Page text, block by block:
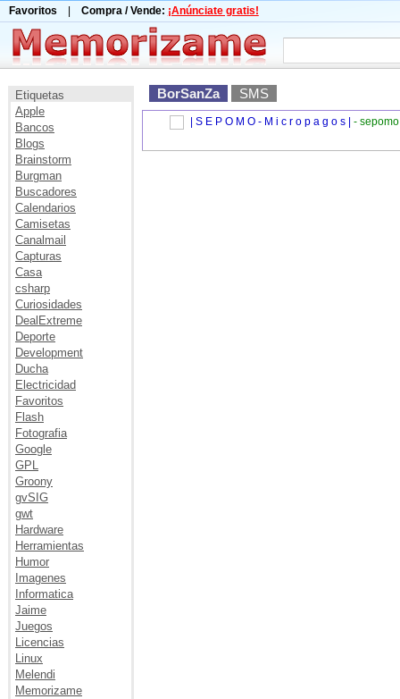
Favoritos Compra / Vende: ¡Anúnciate gratis!
Etiquetas
Apple
Bancos
Blogs
Brainstorm
Burgman
Buscadores
Calendarios
Camisetas
Canalmail
Capturas
Casa
csharp
Curiosidades
DealExtreme
Deporte
Development
Ducha
Electricidad
Favoritos
Flash
Fotografia
Google
GPL
Groony
gvSIG
gwt
Hardware
Herramientas
Humor
Imagenes
Informatica
Jaime
Juegos
Licencias
Linux
Melendi
Memorizame
BorSanZa SMS
| S E P O M O - M i c r o p a g o s | -